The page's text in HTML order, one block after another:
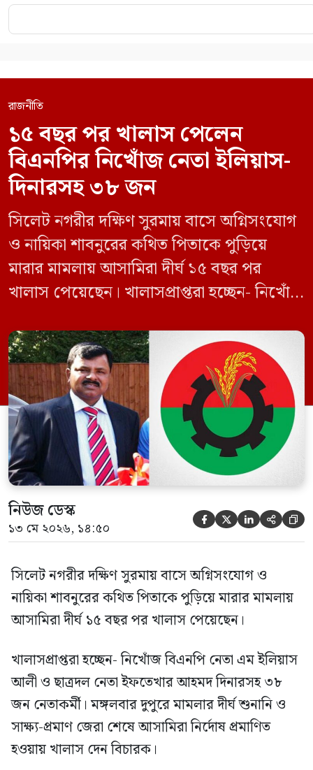
রাজনীতি
১৫ বছর পর খালাস পেলেন
বিএনপির নিখোঁজ নেতা ইলিয়াস-
দিনারসহ ৩৮ জন
সিলেট নগরীর দক্ষিণ সুরমায় বাসে অগ্নিসংযোগ
ও নায়িকা শাবনুরের কথিত পিতাকে পুড়িয়ে
মারার মামলায় আসামিরা দীর্ঘ ১৫ বছর পর
খালাস পেয়েছেন। খালাসপ্রাপ্তরা হচ্ছেন- নিখোঁজ
ইফতেখার আহমদ দিনারসহ ৩৮ জন নেতাকর্মী।
মঙ্গলবার দুপুরে মামলার দীর্ঘ শুনানি ও সাক্ষ্য-
প্রমাণ জেরা শেষে আসামিরা নির্দোষ প্রমাণিত
হওয়ায় খালাস দেন বিচারক। মানবপাচার […]
নিউজ ডেস্ক
১৩ মে ২০২৬, ১৪:৫০     
সিলেট নগরীর দক্ষিণ সুরমায় বাসে অগ্নিসংযোগ ও
নায়িকা শাবনুরের কথিত পিতাকে পুড়িয়ে মারার মামলায়
আসামিরা দীর্ঘ ১৫ বছর পর খালাস পেয়েছেন।
খালাসপ্রাপ্তরা হচ্ছেন- নিখোঁজ বিএনপি নেতা এম ইলিয়াস
আলী ও ছাত্রদল নেতা ইফতেখার আহমদ দিনারসহ ৩৮
জন নেতাকর্মী। মঙ্গলবার দুপুরে মামলার দীর্ঘ শুনানি ও
সাক্ষ্য-প্রমাণ জেরা শেষে আসামিরা নির্দোষ প্রমাণিত
হওয়ায় খালাস দেন বিচারক।